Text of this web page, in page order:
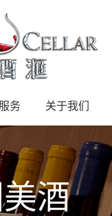
务 关于我们
酒